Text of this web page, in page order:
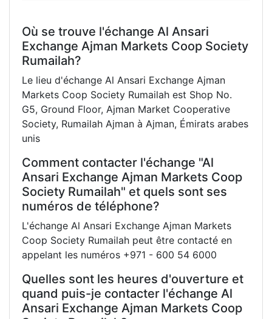
Où se trouve l'échange Al Ansari
Exchange Ajman Markets Coop Society
Rumailah?
Le lieu d'échange Al Ansari Exchange Ajman
Markets Coop Society Rumailah est Shop No.
G5, Ground Floor, Ajman Market Cooperative
Society, Rumailah Ajman à Ajman, Émirats arabes
unis
Comment contacter l'échange "Al
Ansari Exchange Ajman Markets Coop
Society Rumailah" et quels sont ses
numéros de téléphone?
L'échange Al Ansari Exchange Ajman Markets
Coop Society Rumailah peut être contacté en
appelant les numéros +971 - 600 54 6000
Quelles sont les heures d'ouverture et
quand puis-je contacter l'échange Al
Ansari Exchange Ajman Markets Coop